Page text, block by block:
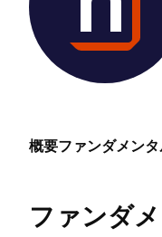
概要ファンダメン
ファンダ